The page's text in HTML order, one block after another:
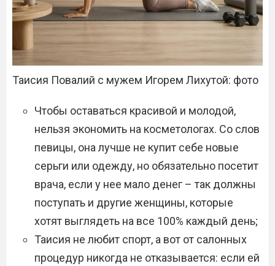
Таисия Повалий с мужем Игорем Лихутой: фото
Чтобы оставаться красивой и молодой,
нельзя экономить на косметологах. Со слов
певицы, она лучше не купит себе новые
серьги или одежду, но обязательно посетит
врача, если у нее мало денег – так должны
поступать и другие женщины, которые
хотят выглядеть на все 100% каждый день;
Таисия не любит спорт, а вот от салонных
процедур никогда не отказывается: если ей